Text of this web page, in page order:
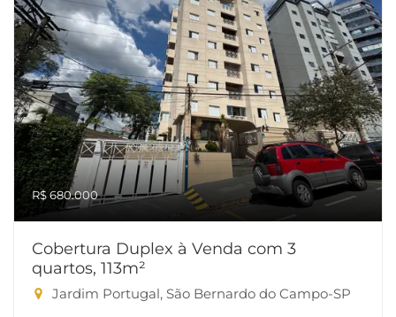
R$ 680.000
Cobertura Duplex à Venda com 3
quartos, 113m²
Jardim Portugal, São Bernardo do Campo-SP